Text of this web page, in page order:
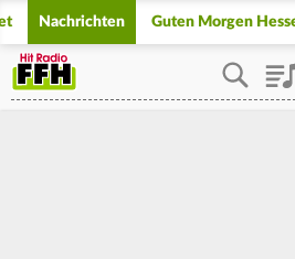
Nachrichten Guten Morgen